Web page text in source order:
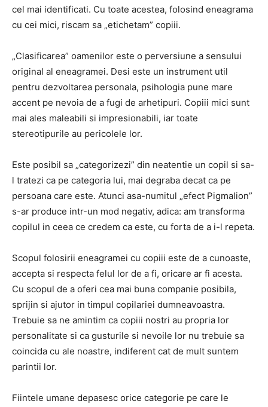
cel mai identificati. Cu toate acestea, folosind eneagrama
cu cei mici, riscam sa „etichetam” copiii.
„Clasificarea” oamenilor este o perversiune a sensului
original al eneagramei. Desi este un instrument util
pentru dezvoltarea personala, psihologia pune mare
accent pe nevoia de a fugi de arhetipuri. Copiii mici sunt
mai ales maleabili si impresionabili, iar toate
stereotipurile au pericolele lor.
Este posibil sa „categorizezi” din neatentie un copil si sa-
l tratezi ca pe categoria lui, mai degraba decat ca pe
persoana care este. Atunci asa-numitul „efect Pigmalion”
s-ar produce intr-un mod negativ, adica: am transforma
copilul in ceea ce credem ca este, cu forta de a i-l repeta.
Scopul folosirii eneagramei cu copiii este de a cunoaste,
accepta si respecta felul lor de a fi, oricare ar fi acesta.
Cu scopul de a oferi cea mai buna companie posibila,
sprijin si ajutor in timpul copilariei dumneavoastra.
Trebuie sa ne amintim ca copiii nostri au propria lor
personalitate si ca gusturile si nevoile lor nu trebuie sa
coincida cu ale noastre, indiferent cat de mult suntem
parintii lor.
Fiintele umane depasesc orice categorie pe care le